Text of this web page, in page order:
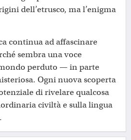
dell’etrusco, ma l’enigma
continua ad affascinare
sembra una voce
perduto — in parte
Ogni nuova scoperta
di rivelare qualcosa
civiltà e sulla lingua